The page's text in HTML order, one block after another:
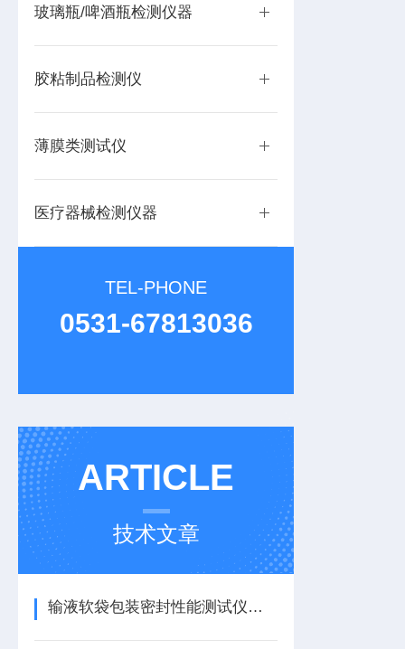
玻璃瓶/啤酒瓶检测仪器
胶粘制品检测仪
薄膜类测试仪
医疗器械检测仪器
TEL-PHONE
0531-67813036
ARTICLE
技术文章
输液软袋包装密封性能测试仪：低压放电法密封性测试仪的无损技术